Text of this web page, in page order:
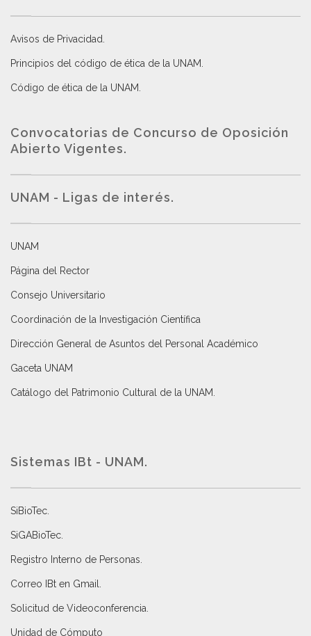
Avisos de Privacidad
Principios del código de ética de la UNAM
Código de ética de la UNAM
Convocatorias de Concurso de Oposición
Abierto Vigentes.
UNAM - Ligas de interés.
UNAM
Página del Rector
Consejo Universitario
Coordinación de la Investigación Científica
Dirección General de Asuntos del Personal Académico
Gaceta UNAM
Catálogo del Patrimonio Cultural de la UNAM.
Sistemas IBt - UNAM.
SiBioTec
SiGABioTec.
Registro Interno de Personas
Correo IBt en Gmail
Solicitud de Videoconferencia.
Unidad de Cómputo